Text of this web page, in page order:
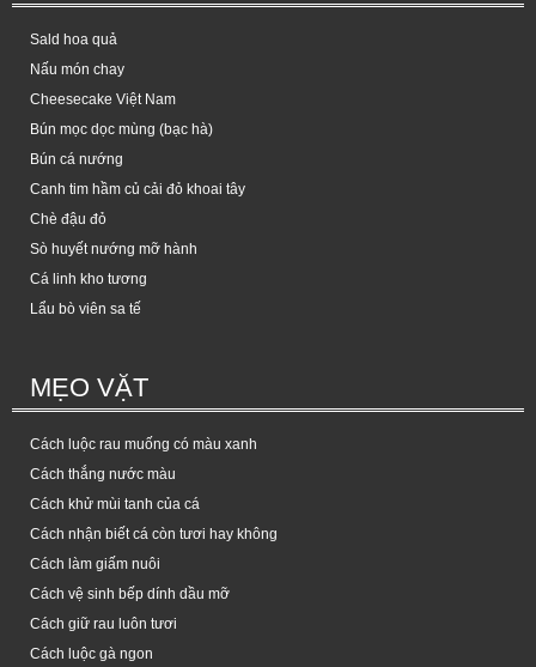
Sald hoa quả
Nấu món chay
Cheesecake Việt Nam
Bún mọc dọc mùng (bạc hà)
Bún cá nướng
Canh tim hầm củ cải đỏ khoai tây
Chè đậu đỏ
Sò huyết nướng mỡ hành
Cá linh kho tương
Lẩu bò viên sa tế
MẸO VẶT
Cách luộc rau muống có màu xanh
Cách thắng nước màu
Cách khử mùi tanh của cá
Cách nhận biết cá còn tươi hay không
Cách làm giấm nuôi
Cách vệ sinh bếp dính dầu mỡ
Cách giữ rau luôn tươi
Cách luộc gà ngon